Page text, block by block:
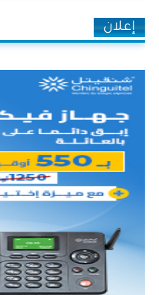
إعلان